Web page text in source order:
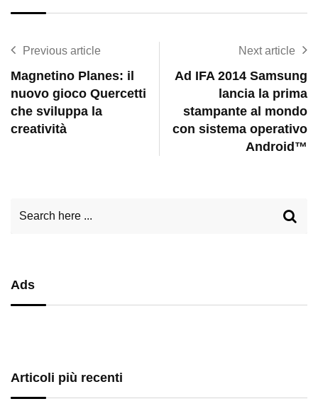
Previous article
Magnetino Planes: il
nuovo gioco Quercetti
che sviluppa la
creatività
Next article
Ad IFA 2014 Samsung
lancia la prima
stampante al mondo
con sistema operativo
Android™
Ads
Articoli più recenti